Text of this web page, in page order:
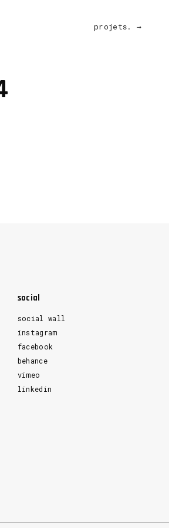
projets. →
social
social wall
instagram
facebook
behance
vimeo
linkedin